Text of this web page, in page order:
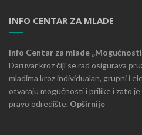
INFO CENTAR ZA MLADE
Info Centar za mlade
Daruvar kroz čiji se rad osigurava
mladima kroz individualan, grupni i
otvaraju mogućnosti i prilike i zato
pravo odredište. Opširnije